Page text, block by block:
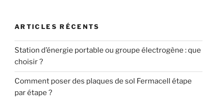
ARTICLES RÉCENTS
Station d’énergie portable ou groupe électrogène : que
choisir ?
Comment poser des plaques de sol Fermacell étape
par étape ?